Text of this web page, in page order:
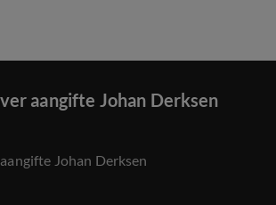
aangifte Johan Derksen
Johan Derksen